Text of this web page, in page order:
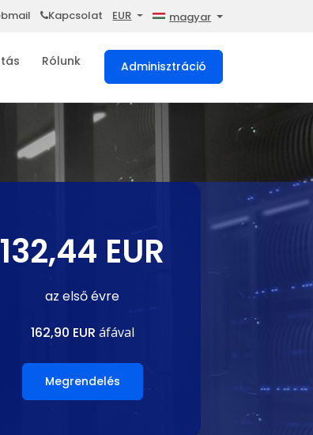
Kapcsolat EUR magyar
Rólunk Adminisztráció
132,44 EUR
az első évre
162,90 EUR áfával
Megrendelés